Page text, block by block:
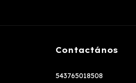
Contactános
543765018508